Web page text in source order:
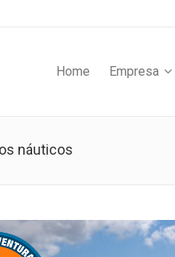
Home Empresa
náuticos